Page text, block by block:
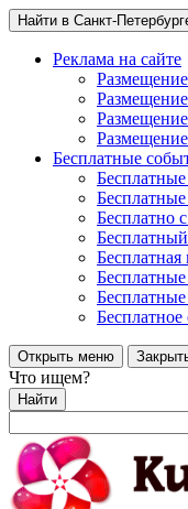
Найти в Санкт-
Реклама на сайте
Бесплатные
Бесплатно
Открыть меню
Что ищем?
Найти